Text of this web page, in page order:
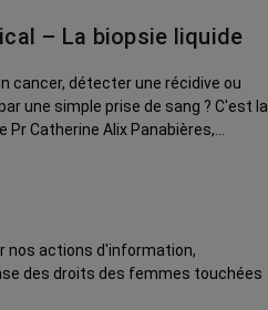
– La biopsie liquide
cancer, détecter une récidive ou
une simple prise de sang ? C'est la
Pr Catherine Alix Panabières,
de ce mot, vous explique
nos actions d'information,
des droits des femmes touchées